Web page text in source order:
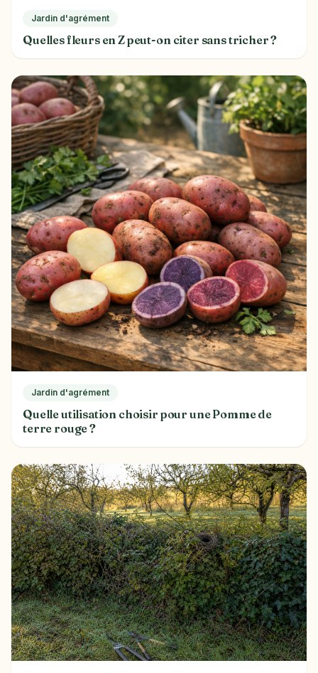
Jardin d'agrément
Quelles fleurs en Z peut-on citer sans tricher ?
Jardin d'agrément
Quelle utilisation choisir pour une Pomme de
terre rouge ?